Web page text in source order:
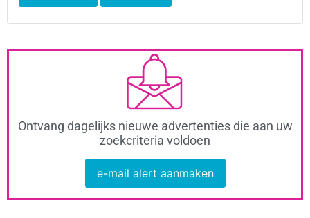
Ontvang dagelijks nieuwe advertenties die aan uw
zoekcriteria voldoen
e-mail alert aanmaken